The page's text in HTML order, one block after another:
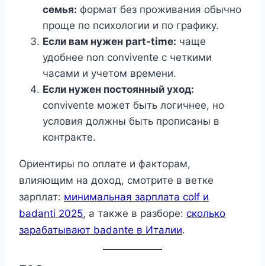
семья: формат без проживания обычно
проще по психологии и по графику.
Если вам нужен part-time: чаще
удобнее non convivente с четкими
часами и учетом времени.
Если нужен постоянный уход:
convivente может быть логичнее, но
условия должны быть прописаны в
контракте.
Ориентиры по оплате и факторам,
влияющим на доход, смотрите в ветке
зарплат: минимальная зарплата colf и
badanti 2025, а также в разборе: сколько
зарабатывают badante в Италии.